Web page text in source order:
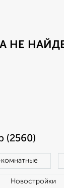
НЕ
(2560)
Новостройки